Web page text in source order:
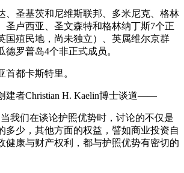
、圣基茨和尼维斯联邦、多米尼克、格林
圣卢西亚、圣文森特和格林纳丁斯7个正
国殖民地，尚未独立）、英属维尔京群
德罗普岛4个非正式成员。
首都卡斯特里。
建者Christian H. Kaelin博士谈道——
我们在谈论护照优势时，讨论的不仅是
多少，其他方面的权益，譬如商业投资自
健康与财产权利，都与护照优势有密切的